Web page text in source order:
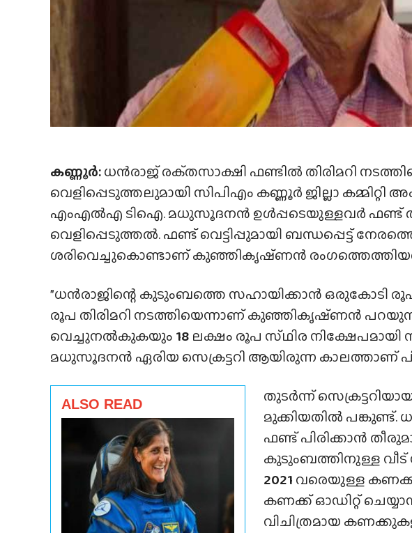
കണ്ണൂർ:ധൻരാജ് രക്‌തസാക്ഷി ഫണ്ടിൽ തിരിമറി
വെളിപ്പെടുത്തലുമായി സിപിഎം കണ്ണൂർ ജില്ലാ
എംഎൽഎ ടിഐ. മധുസൂദനൻ ഉൾപ്പടെയുള്ളവർ ഫണ്ട്
വെളിപ്പെടുത്തൽ. ഫണ്ട് വെട്ടിപ്പുമായി ബന്ധപ്പെട്ട്
ശരിവെച്ചുകൊണ്ടാണ് കുഞ്ഞികൃഷ്‌ണൻ
”ധൻരാജിന്റെ കുടുംബത്തെ സഹായിക്കാൻ ഒരുകോടി
രൂപ തിരിമറി നടത്തിയെന്നാണ് കുഞ്ഞികൃഷ്‌ണൻ
വെച്ചുനൽകുകയും 18 ലക്ഷം രൂപ സ്‌ഥിര
മധുസൂദനൻ ഏരിയ സെക്രട്ടറി ആയിരുന്ന കാലത്താണ്
ALSO READ
തുടർന്ന്
മുക്കിയതിൽ പങ്കുണ്ട്.
ഫണ്ട് പിരിക്കാൻ
കുടുംബത്തിനുള്ള വീട്
2021 വരെയുള്ള
കണക്ക് ഓഡിറ്റ്
വിചിത്രമായ